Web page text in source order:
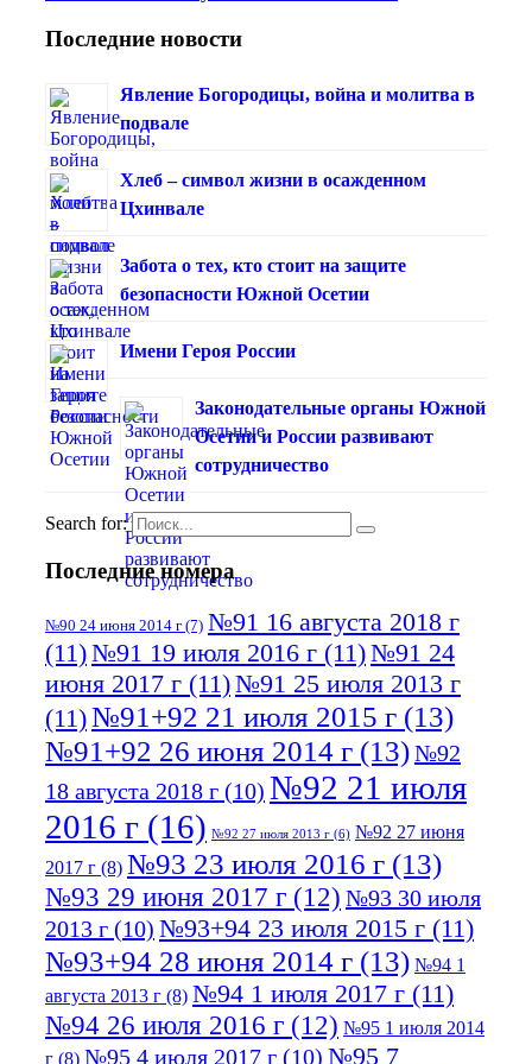
Последние новости
Явление Богородицы, война и молитва в
подвале
Хлеб – символ жизни в осажденном
Цхинвале
Забота о тех, кто стоит на защите
безопасности Южной Осетии
Имени Героя России
Законодательные органы Южной
Осетии и России развивают
сотрудничество
Search for:
Последние номера
№90 24 июня 2014 г (7) №91 16 августа 2018 г
(11)№91 19 июля 2016 г (11)№91 24
июня 2017 г (11)№91 25 июля 2013 г
(11)№91+92 21 июля 2015 г (13)
№91+92 26 июня 2014 г (13)№92
18 августа 2018 г (10) №92 21 июля
2016 г (16) №92 27 июля 2013 г (6) №92 27 июня
2017 г (8) №93 23 июля 2016 г (13)
№93 29 июня 2017 г (12) №93 30 июля
2013 г (10) №93+94 23 июля 2015 г (11)
№93+94 28 июня 2014 г (13) №94 1
августа 2013 г (8) №94 1 июля 2017 г (11)
№94 26 июля 2016 г (12) №95 1 июля 2014
г (8) №95 4 июля 2017 г (10) №95 7